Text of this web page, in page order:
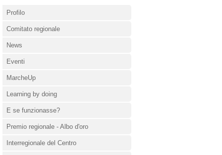
Profilo
Comitato regionale
News
Eventi
MarcheUp
Learning by doing
E se funzionasse?
Premio regionale - Albo d'oro
Interregionale del Centro